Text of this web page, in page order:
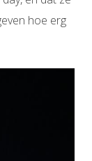
hoe erg